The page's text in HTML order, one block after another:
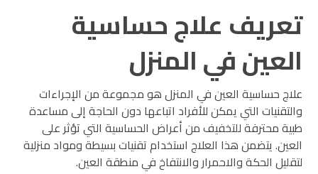
تعريف علاج حساسية
العين في المنزل
علاج حساسية العين في المنزل هو مجموعة من الإجراءات
والتقنيات التي يمكن للأفراد اتباعها دون الحاجة إلى مساعدة
طبية محترفة للتخفيف من أعراض الحساسية التي تؤثر على
العين. يتضمن هذا العلاج استخدام تقنيات بسيطة ومواد منزلية
لتقليل الحكة والاحمرار والانتفاخ في منطقة العين.